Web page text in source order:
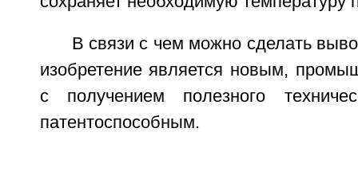
В связи с чем можно сделать
изобретение является новым,
с получением полезного
патентоспособным.